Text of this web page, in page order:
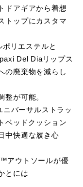
ドアギアから着想
トップにカスタマ
リエステルと
Del Diaリップス
の廃棄物を減らし
整が可能。
バーサルストラッ
ベッドクッション
中快適な履き心
アウトソールが優
とには